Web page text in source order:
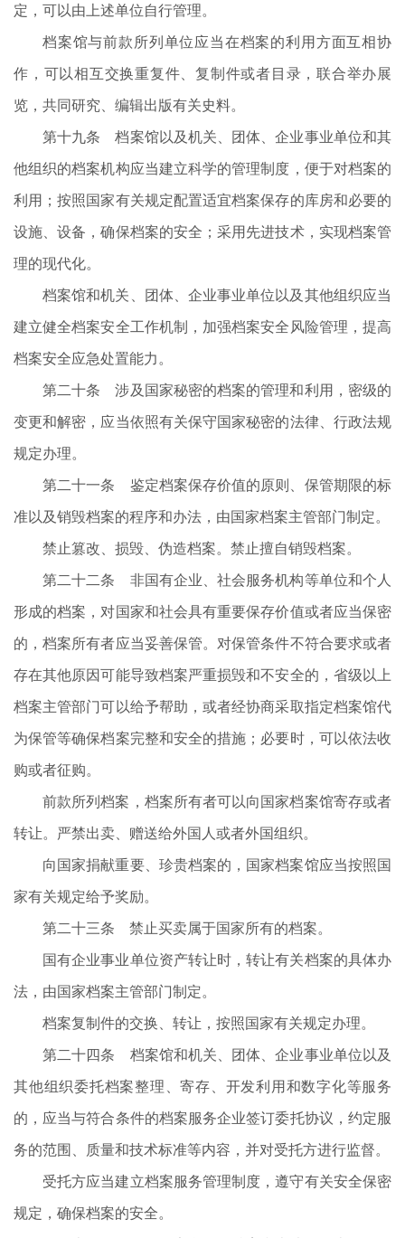
定，可以由上述单位自行管理。
档案馆与前款所列单位应当在档案的利用方面互相协
作，可以相互交换重复件、复制件或者目录，联合举办展
览，共同研究、编辑出版有关史料。
第十九条 档案馆以及机关、团体、企业事业单位和其
他组织的档案机构应当建立科学的管理制度，便于对档案的
利用；按照国家有关规定配置适宜档案保存的库房和必要的
设施、设备，确保档案的安全；采用先进技术，实现档案管
理的现代化。
档案馆和机关、团体、企业事业单位以及其他组织应当
建立健全档案安全工作机制，加强档案安全风险管理，提高
档案安全应急处置能力。
第二十条 涉及国家秘密的档案的管理和利用，密级的
变更和解密，应当依照有关保守国家秘密的法律、行政法规
规定办理。
第二十一条 鉴定档案保存价值的原则、保管期限的标
准以及销毁档案的程序和办法，由国家档案主管部门制定。
禁止篡改、损毁、伪造档案。禁止擅自销毁档案。
第二十二条 非国有企业、社会服务机构等单位和个人
形成的档案，对国家和社会具有重要保存价值或者应当保密
的，档案所有者应当妥善保管。对保管条件不符合要求或者
存在其他原因可能导致档案严重损毁和不安全的，省级以上
档案主管部门可以给予帮助，或者经协商采取指定档案馆代
为保管等确保档案完整和安全的措施；必要时，可以依法收
购或者征购。
前款所列档案，档案所有者可以向国家档案馆寄存或者
转让。严禁出卖、赠送给外国人或者外国组织。
向国家捐献重要、珍贵档案的，国家档案馆应当按照国
家有关规定给予奖励。
第二十三条 禁止买卖属于国家所有的档案。
国有企业事业单位资产转让时，转让有关档案的具体办
法，由国家档案主管部门制定。
档案复制件的交换、转让，按照国家有关规定办理。
第二十四条 档案馆和机关、团体、企业事业单位以及
其他组织委托档案整理、寄存、开发利用和数字化等服务
的，应当与符合条件的档案服务企业签订委托协议，约定服
务的范围、质量和技术标准等内容，并对受托方进行监督。
受托方应当建立档案服务管理制度，遵守有关安全保密
规定，确保档案的安全。